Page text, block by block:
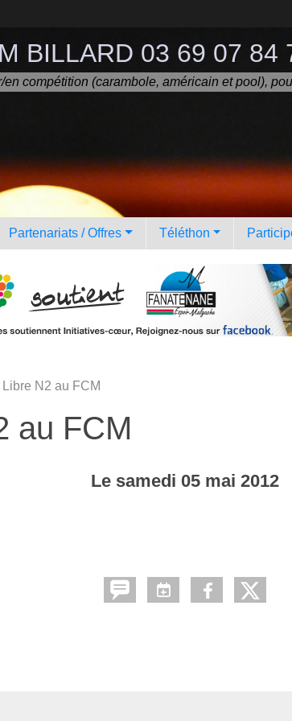
BILLARD 03 69 07
compétition (carambole, américain et pool),
Partenariats / Offres Téléthon
N2 au FCM
au FCM
Le samedi 05 mai 2012